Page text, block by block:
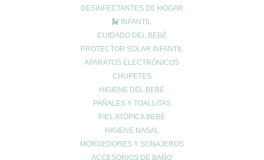
DESINFECTANTES DE HOGAR
INFANTIL
CUIDADO DEL BEBÉ
PROTECTOR SOLAR INFANTIL
APARATOS ELECTRÓNICOS
CHUPETES
HIGIENE DEL BEBÉ
PAÑALES Y TOALLITAS
PIEL ATÓPICA BEBÉ
HIGIENE NASAL
MORDEDORES Y SONAJEROS
ACCESORIOS DE BAÑO
Correo electrónico*